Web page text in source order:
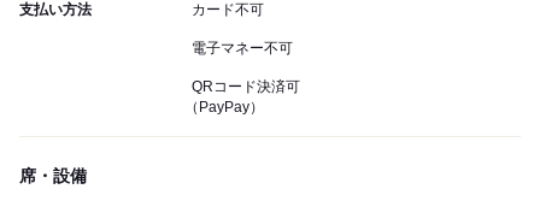
支払い方法 カード不可
電子マネー不可
QRコード決済可
（PayPay）
席・設備